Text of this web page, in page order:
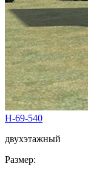
Н-69-540
двухэтажный
Размер: